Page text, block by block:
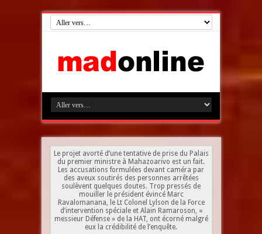
Le projet avorté d’une tentative de prise du Palais
du premier ministre à Mahazoarivo est un fait.
Les accusations formulées devant caméra par
des aveux soutirés des personnes arrêtées
soulèvent quelques doutes. Trop pressés de
mouiller le président évincé Marc
Ravalomanana, le Lt Colonel Lylson de la Force
d’intervention spéciale et Alain Ramaroson, «
messieur Défense » de la HAT, ont écorné malgré
eux la crédibilité de l’enquête.